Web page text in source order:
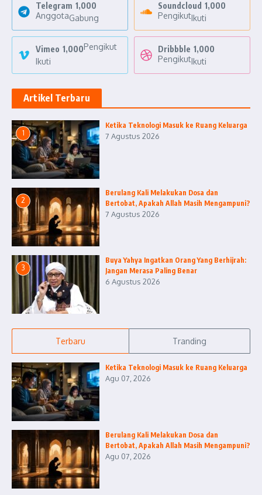
Telegram 1,000
AnggotaGabung
Soundcloud 1,000
PengikutIkuti
Vimeo 1,000Pengikut
Ikuti
Dribbble 1,000
PengikutIkuti
Artikel Terbaru
1
Ketika Teknologi Masuk ke Ruang Keluarga
7 Agustus 2026
2
Berulang Kali Melakukan Dosa dan
Bertobat, Apakah Allah Masih Mengampuni?
7 Agustus 2026
3
Buya Yahya Ingatkan Orang Yang Berhijrah:
Jangan Merasa Paling Benar
6 Agustus 2026
Terbaru Tranding
Ketika Teknologi Masuk ke Ruang Keluarga
Agu 07, 2026
Berulang Kali Melakukan Dosa dan
Bertobat, Apakah Allah Masih Mengampuni?
Agu 07, 2026